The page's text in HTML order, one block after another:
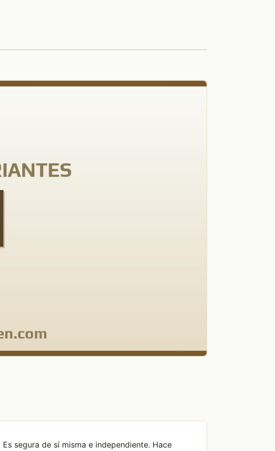
segura de sí misma e independiente. Hace